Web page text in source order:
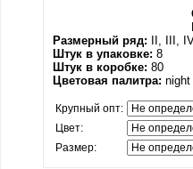
Размерный ряд:
II, III,
Штук в упаковке: 8
Штук в коробке: 80
Цветовая палитра: night
Крупный опт:
Цвет:
Размер: